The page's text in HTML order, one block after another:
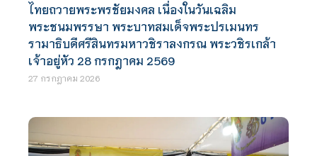
ไทยถวายพระพรชัยมงคล เนื่องในวันเฉลิม
พระชนมพรรษา พระบาทสมเด็จพระปรเมนทร
รามาธิบดีศรีสินทรมหาวชิราลงกรณ พระวชิรเกล้า
เจ้าอยู่หัว 28 กรกฎาคม 2569
27 กรกฎาคม 2026